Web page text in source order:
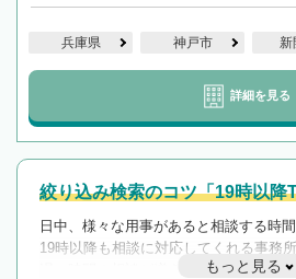
兵庫県 神戸市 新
詳細を見る
絞り込み検索のコツ「19時以降
日中、様々な用事があると相談する時
19時以降も相談に対応してくれる事務
遅い時間の相談が増えそうな場合はそ
もっと見る